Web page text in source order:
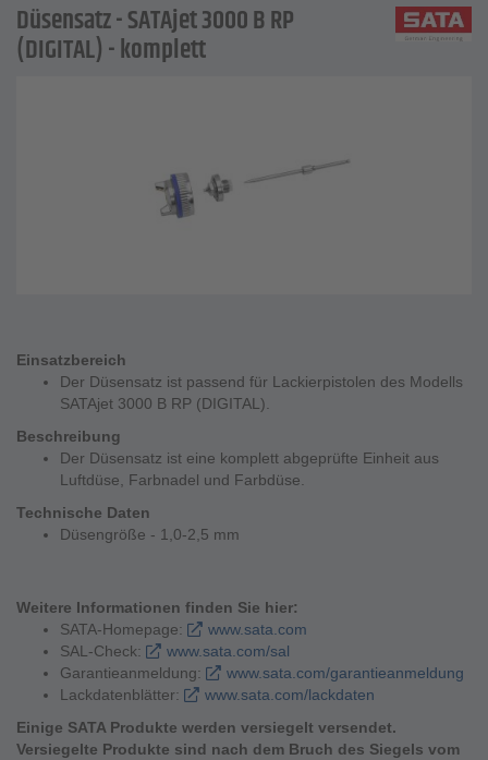
Düsensatz - SATAjet 3000 B RP
(DIGITAL) - komplett
Einsatzbereich
Der Düsensatz ist passend für Lackierpistolen des Modells
SATAjet 3000 B RP (DIGITAL).
Beschreibung
Der Düsensatz ist eine komplett abgeprüfte Einheit aus
Luftdüse, Farbnadel und Farbdüse.
Technische Daten
Düsengröße - 1,0-2,5 mm
Weitere Informationen finden Sie hier:
SATA-Homepage:
www.sata.com
SAL-Check:
www.sata.com/sal
Garantieanmeldung:
www.sata.com/garantieanmeldung
Lackdatenblätter:
www.sata.com/lackdaten
Einige SATA Produkte werden versiegelt versendet.
Versiegelte Produkte sind nach dem Bruch des Siegels vom